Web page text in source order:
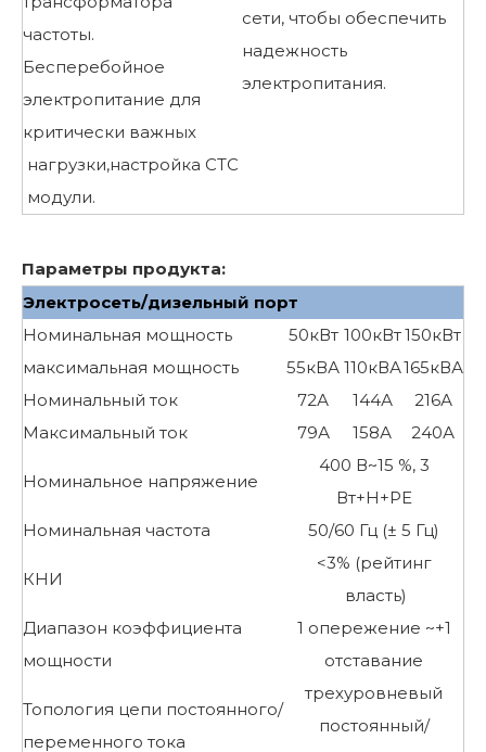
частоты.
сети, чтобы обеспечить
надежность
электропитания.
Бесперебойное
электропитание для
критически важных
нагрузки,настройка СТС
модули.
Параметры продукта:
Электросеть/дизельный порт
Номинальная мощность
50кВт 100кВт150кВт
максимальная мощность
55кВА 110кВА165кВА
Номинальный ток
72А 144А
216А
Максимальный ток
79А 158А 240А
Номинальное напряжение
400 В~15 %, 3
Вт+Н+РЕ
Номинальная частота
50/60 Гц (± 5 Гц)
КНИ
<3% (рейтинг
власть)
Диапазон коэффициента
мощности
1 опережение ~+1
отставание
Топология цепи постоянного/
переменного тока
трехуровневый
постоянный/